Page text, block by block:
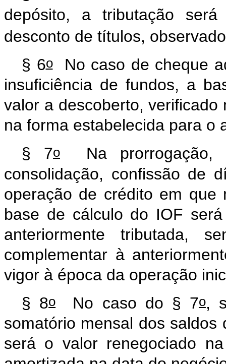
depósito, a tributação
desconto de títulos,
§ 6oNo caso de cheque
insuficiência de fundos, a
valor a descoberto,
na forma estabelecida para o
§ 7o Na prorrogação,
consolidação, confissão de
operação de crédito em que
base de cálculo do IOF
anteriormente tributada,
complementar à
vigor à época da operação
§ 8oNo caso do § 7o,
somatório mensal dos
será o valor renegociado